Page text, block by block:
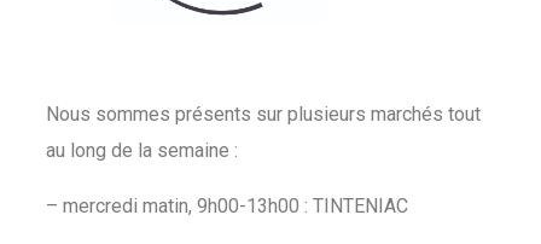
Nous sommes présents sur plusieurs marchés tout
au long de la semaine :
– mercredi matin, 9h00-13h00 : TINTENIAC